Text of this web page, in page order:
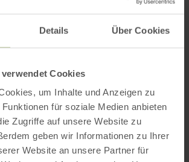
Details Über Cookies
Cookies
um Inhalte und Anzeigen zu
für soziale Medien anbieten
Zugriffe auf unsere Website zu
geben wir Informationen zu Ihrer
Website an unsere Partner für
Sie auch